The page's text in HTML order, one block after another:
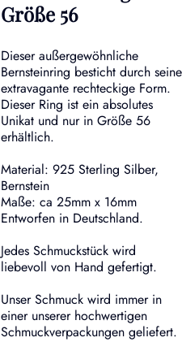
Größe 56
Dieser außergewöhnliche
Bernsteinring besticht durch seine
extravagante rechteckige Form.
Dieser Ring ist ein absolutes
Unikat und nur in Größe 56
erhältlich.
Material: 925 Sterling Silber,
Bernstein
Maße: ca 25mm x 16mm
Entworfen in Deutschland.
Jedes Schmuckstück wird
liebevoll von Hand gefertigt.
Unser Schmuck wird immer in
einer unserer hochwertigen
Schmuckverpackungen geliefert.